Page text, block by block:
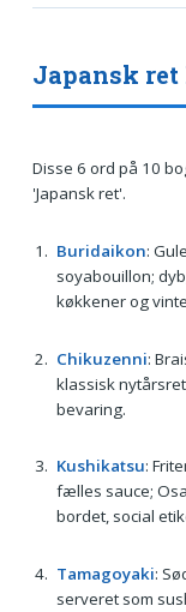
Japansk ret
Disse 6 ord på 10
'Japansk ret'.
Buridaikon:
soyabouillon;
køkkener og
Chikuzenni:
klassisk
bevaring.
Kushikatsu:
fælles sauce;
bordet, social
Tamagoyaki:
serveret som